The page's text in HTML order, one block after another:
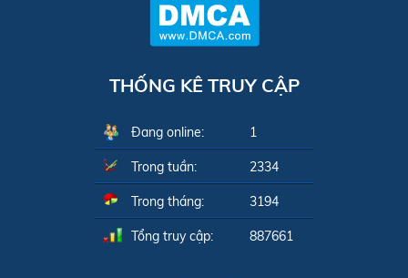
THỐNG KÊ TRUY CẬP
Đang online: 1
Trong tuần: 2334
Trong tháng: 3194
Tổng truy cập: 887661